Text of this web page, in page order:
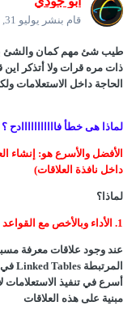
قام بنشر يوليو 31, 2025
طيب شئ مهم كمان والشئ
ذات مره قرات ولا أتذكر اين
الحاجة داخل الاستعلامات
لماذا هى خطأ فااااااااااادح ؟
داخل نافذة العلاقات)
لماذا؟
1. الأداء وبالأخص مع القواعد المقسمة:
عند وجود علاقات معرفة
مبنية على هذه العلاقات